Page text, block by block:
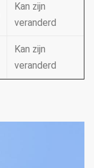
Kan zijn
veranderd
Kan zijn
veranderd